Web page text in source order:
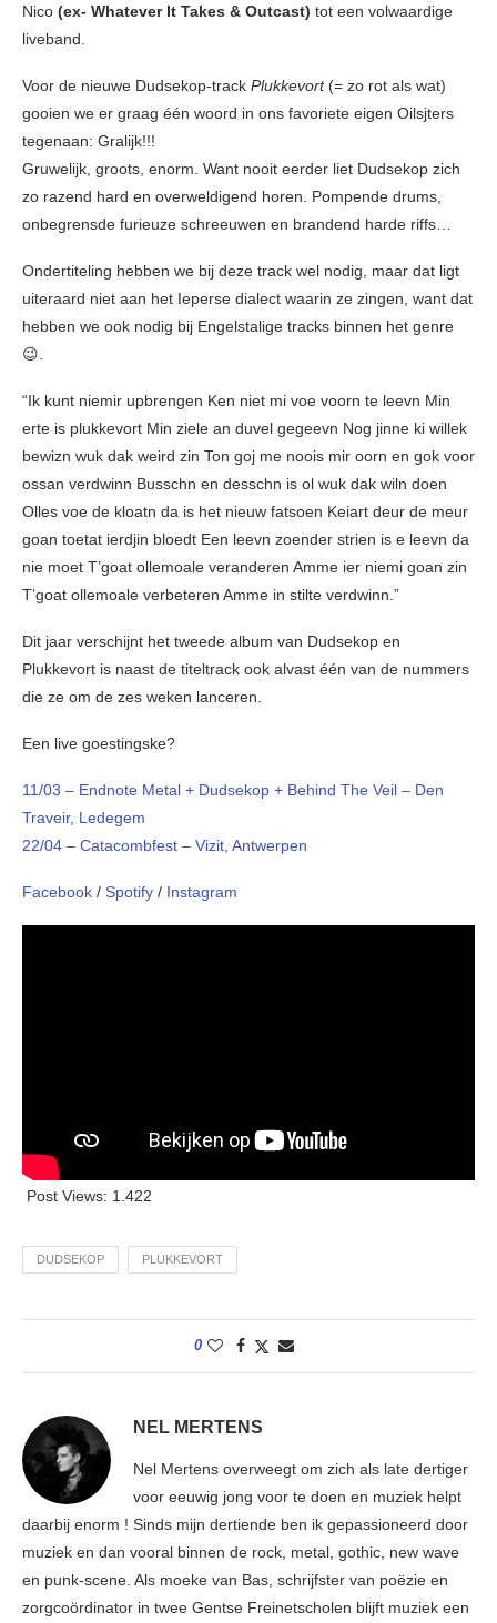
Nico (ex- Whatever It Takes & Outcast) tot een volwaardige
liveband.
Voor de nieuwe Dudsekop-track Plukkevort (= zo rot als wat)
gooien we er graag één woord in ons favoriete eigen Oilsjters
tegenaan: Gralijk!!!
Gruwelijk, groots, enorm. Want nooit eerder liet Dudsekop zich
zo razend hard en overweldigend horen. Pompende drums,
onbegrensde furieuze schreeuwen en brandend harde riffs…
Ondertiteling hebben we bij deze track wel nodig, maar dat ligt
uiteraard niet aan het Ieperse dialect waarin ze zingen, want dat
hebben we ook nodig bij Engelstalige tracks binnen het genre
😉.
“Ik kunt niemir upbrengen Ken niet mi voe voorn te leevn Min
erte is plukkevort Min ziele an duvel gegeevn Nog jinne ki willek
bewizn wuk dak weird zin Ton goj me noois mir oorn en gok voor
ossan verdwinn Busschn en desschn is ol wuk dak wiln doen
Olles voe de kloatn da is het nieuw fatsoen Keiart deur de meur
goan toetat ierdjin bloedt Een leevn zoender strien is e leevn da
nie moet T’goat ollemoale veranderen Amme ier niemi goan zin
T’goat ollemoale verbeteren Amme in stilte verdwinn.”
Dit jaar verschijnt het tweede album van Dudsekop en
Plukkevort is naast de titeltrack ook alvast één van de nummers
die ze om de zes weken lanceren.
Een live goestingske?
11/03 – Endnote Metal + Dudsekop + Behind The Veil – Den
Traveir, Ledegem
22/04 – Catacombfest – Vizit, Antwerpen
Facebook / Spotify / Instagram
Post Views: 1.422
DUDSEKOP PLUKKEVORT
0
NEL MERTENS
Nel Mertens overweegt om zich als late dertiger
voor eeuwig jong voor te doen en muziek helpt
daarbij enorm ! Sinds mijn dertiende ben ik gepassioneerd door
muziek en dan vooral binnen de rock, metal, gothic, new wave
en punk-scene. Als moeke van Bas, schrijfster van poëzie en
zorgcoördinator in twee Gentse Freinetscholen blijft muziek een